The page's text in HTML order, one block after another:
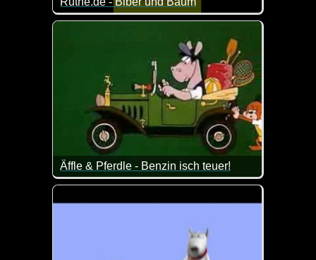
Manchmal kann ein Niesen auch vor Feinden
Äffle & Pferdle - Benzin isch teuer!
Dieses Video passt doch derzeit wie die Faust